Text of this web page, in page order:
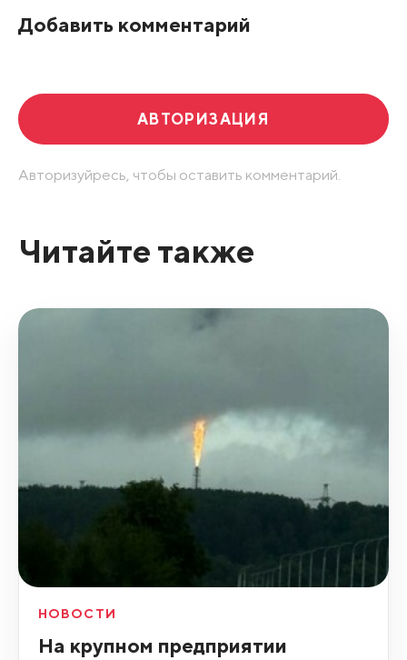
Добавить комментарий
АВТОРИЗАЦИЯ
Авторизуйресь, чтобы оставить комментарий.
Читайте также
НОВОСТИ
На крупном предприятии